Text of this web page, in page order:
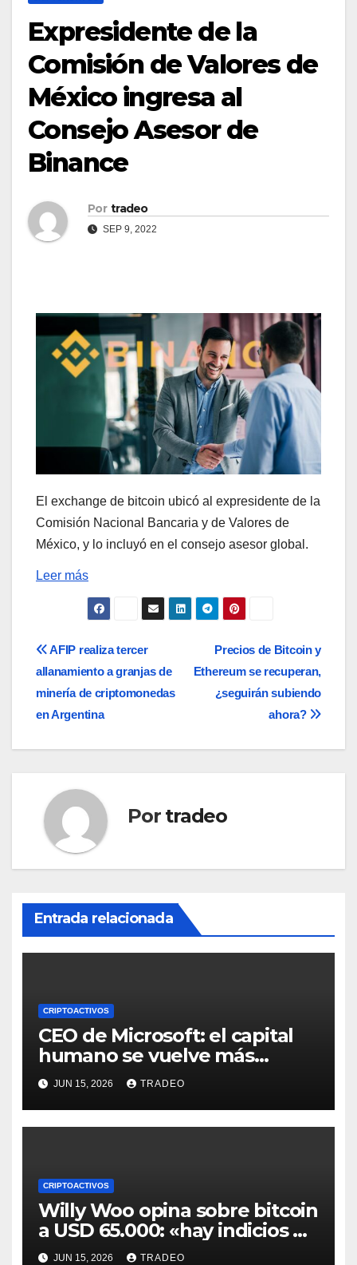
Expresidente de la
Comisión de Valores de
México ingresa al
Consejo Asesor de
Binance
Por tradeo
SEP 9, 2022
El exchange de bitcoin ubicó al expresidente de la
Comisión Nacional Bancaria y de Valores de
México, y lo incluyó en el consejo asesor global.
Leer más
Navegación
de
entradas
Precios de Bitcoin y
Ethereum se recuperan,
¿seguirán subiendo
ahora?
AFIP realiza tercer
allanamiento a granjas de
minería de criptomonedas
en Argentina
Por tradeo
Entrada relacionada
CRIPTOACTIVOS
CEO de Microsoft: el capital
humano se vuelve más
valioso a medida que crece la
IA
JUN 15, 2026 TRADEO
CRIPTOACTIVOS
Willy Woo opina sobre bitcoin
a USD 65.000: «hay indicios de
posible divergencia alcista»
JUN 15, 2026 TRADEO